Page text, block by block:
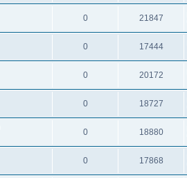
0 21847
0 17444
0 20172
0 18727
0 18880
0 17868